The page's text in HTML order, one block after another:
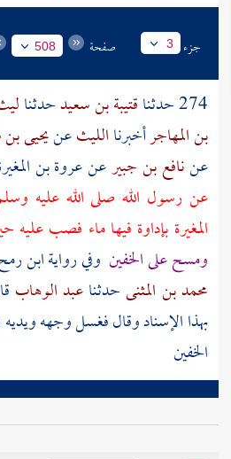
جزء 3 صفحة 508
274 حدثنا قتيبة بن سعيدحدثنا
بن المهاجرأخبرناالليثعنيحيى
عننافع بن جبيرعنعروة بن
عن رسول الله صلى الله عليه
المغيرة بإداوة فيها ماء فصب
ومسح على الخفين وفي روايةابن
محمد بن المثنىحدثناعبد الوهاب
بهذا الإسناد وقال فغسل وجهه
الخفين